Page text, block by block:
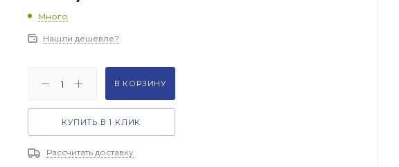
Много
Нашли дешевле?
В КОРЗИНУ
КУПИТЬ В 1 КЛИК
Рассчитать доставку